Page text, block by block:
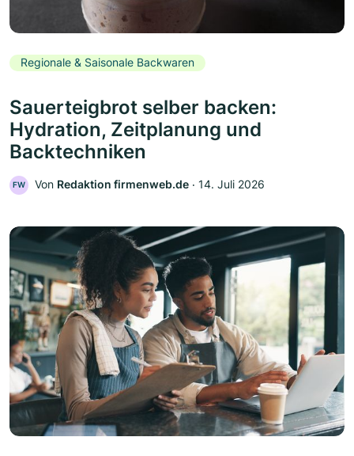
Regionale & Saisonale Backwaren
Sauerteigbrot selber backen:
Hydration, Zeitplanung und
Backtechniken
FW Von Redaktion firmenweb.de ‧ 14. Juli 2026